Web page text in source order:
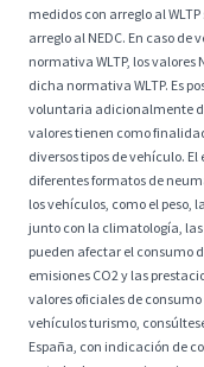
medidos con arreglo al
arreglo al NEDC. En caso
normativa WLTP, los
dicha normativa WLTP. Es
voluntaria adicionalmente
valores tienen como
diversos tipos de vehículo.
diferentes formatos de
los vehículos, como el peso,
junto con la climatología,
pueden afectar el consumo
emisiones CO2 y las
valores oficiales de
vehículos turismo,
España, con indicación de